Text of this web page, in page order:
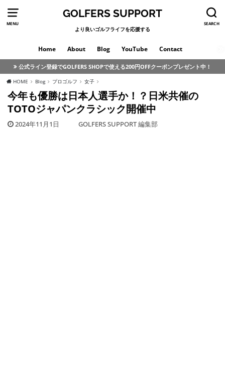
MENU SEARCH
GOLFERS SUPPORT
より良いゴルフライフを応援する
Home About Blog YouTube Contact
公式ライン登録でGOLFERS SHOPで使える200円OFFクーポンプレゼント中！
HOME Blog プロゴルフ 女子
今年も優勝は日本人選手か！？日米共催の
TOTOジャパンクラシック開催中
2024年11月1日 GOLFERS SUPPORT 編集部